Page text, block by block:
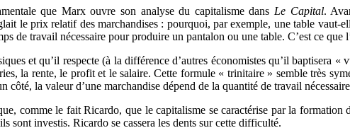
que Marx ouvre son analyse du capitalisme dans Le Capital.
le prix relatif des marchandises : pourquoi, par exemple, une table vaut-
de travail nécessaire pour produire un pantalon ou une table. C’est ce
et qu’il respecte (à la différence d’autres économistes qu’il baptisera
la rente, le profit et le salaire. Cette formule « trinitaire » semble très
la valeur d’une marchandise dépend de la quantité de travail
comme le fait Ricardo, que le capitalisme se caractérise par la
sont investis. Ricardo se cassera les dents sur cette difficulté.